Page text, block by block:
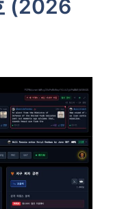
(2026